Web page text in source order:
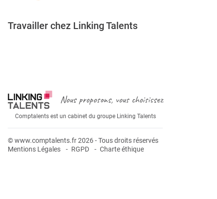
Travailler chez Linking Talents
Nous proposons, vous choisissez
Comptalents est un cabinet du groupe Linking Talents
© www.comptalents.fr 2026 - Tous droits réservés
Mentions Légales
RGPD Charte éthique